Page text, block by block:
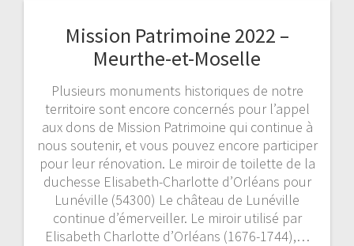
Mission Patrimoine 2022 –
Meurthe-et-Moselle
Plusieurs monuments historiques de notre
territoire sont encore concernés pour l’appel
aux dons de Mission Patrimoine qui continue à
nous soutenir, et vous pouvez encore participer
pour leur rénovation. Le miroir de toilette de la
duchesse Elisabeth-Charlotte d’Orléans pour
Lunéville (54300) Le château de Lunéville
continue d’émerveiller. Le miroir utilisé par
Elisabeth Charlotte d’Orléans (1676-1744),…